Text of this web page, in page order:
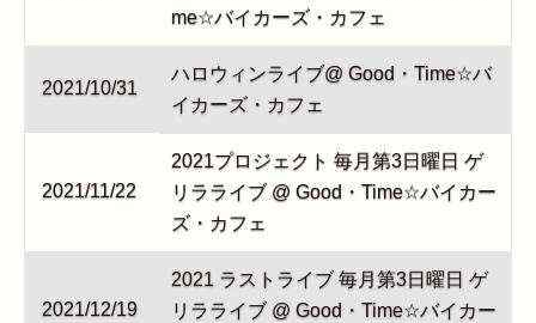
me☆バイカーズ・カフェ
2021/10/31
ハロウィンライブ@ Good・Time☆バ
イカーズ・カフェ
2021/11/22
2021プロジェクト 毎月第3日曜日 ゲ
リラライブ @ Good・Time☆バイカー
ズ・カフェ
2021/12/19
2021 ラストライブ 毎月第3日曜日 ゲ
リラライブ @ Good・Time☆バイカー